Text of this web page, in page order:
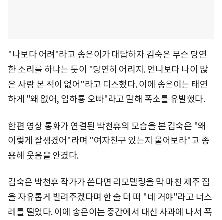
"나보다 어려"라고 송은이가 대답하자 김숙은 무슨 당연
한 소리를 하냐는 듯이 "당연히 어리지. 언니보다 나이 많
은 사람 본 적이 없어"라고 디스했다. 이에 송은이는 태연
하게 "왜 없어, 임하룡 오빠"라고 말해 폭소를 유발했다.
한편 영상 통화가 연결된 박천휴의 모습을 본 김숙은 "왜
이렇게 잘생겼어"라며 "여자친구 있는지 물어보라"고 종
용해 웃음을 안겼다.
김숙은 박천휴 작가가 쓴다면 리모델링을 막 마친 제주 집
을 자유롭게 빌려주겠다며 한 술 더 떠 "네 거야"라고 너스
레를 떨었다. 이에 송은이는 중간에서 대신 사과에 나서 폭